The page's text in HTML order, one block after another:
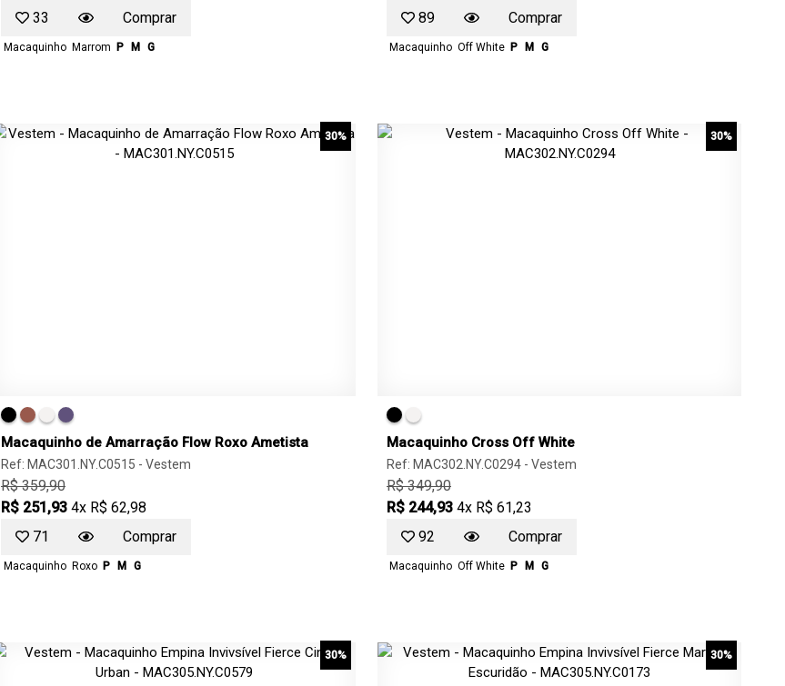
33
Comprar
Macaquinho Marrom P M G
89
Comprar
Macaquinho Off White P M G
30%
Macaquinho de Amarração Flow Roxo Ametista
Ref: MAC301.NY.C0515 - Vestem
R$ 359,90
R$ 251,93 4x R$ 62,98
71
Comprar
Macaquinho Roxo P M G
30%
Macaquinho Cross Off White
Ref: MAC302.NY.C0294 - Vestem
R$ 349,90
R$ 244,93 4x R$ 61,23
92
Comprar
Macaquinho Off White P M G
30% 30%